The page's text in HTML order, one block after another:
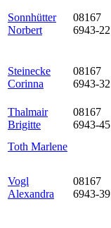
Sonnhütter
Norbert
08167
6943-22
Steinecke
Corinna
08167
6943-32
Thalmair
Brigitte
08167
6943-45
Toth Marlene
Vogl
Alexandra
08167
6943-39